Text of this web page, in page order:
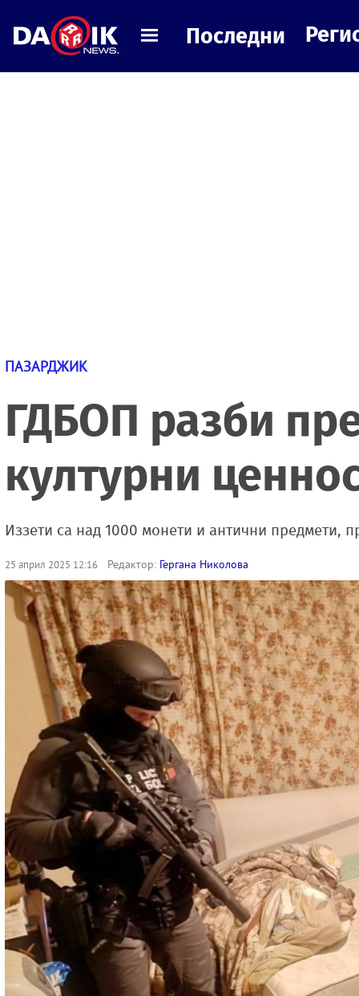
Последни
ПАЗАРДЖИК
ГДБОП разби
културни
Иззети са над 1000 монети и антични предмети,
25 април 2025 12:16 Редактор: Гергана Николова